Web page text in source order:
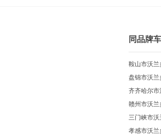
同品牌
鞍山市沃兰
盘锦市沃兰
齐齐哈尔
赣州市沃
三门峡市沃
孝感市沃兰